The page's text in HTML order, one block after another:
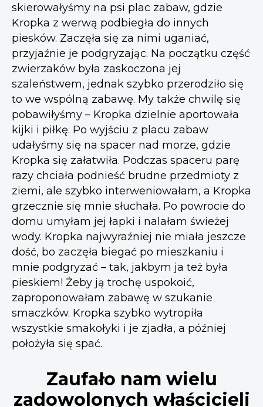
skierowałyśmy na psi plac zabaw, gdzie
Kropka z werwą podbiegła do innych
piesków. Zaczęła się za nimi uganiać,
przyjaźnie je podgryzając. Na początku część
zwierzaków była zaskoczona jej
szaleństwem, jednak szybko przerodziło się
to we wspólną zabawę. My także chwilę się
pobawiłyśmy – Kropka dzielnie aportowała
kijki i piłkę. Po wyjściu z placu zabaw
udałyśmy się na spacer nad morze, gdzie
Kropka się załatwiła. Podczas spaceru parę
razy chciała podnieść brudne przedmioty z
ziemi, ale szybko interweniowałam, a Kropka
grzecznie się mnie słuchała. Po powrocie do
domu umyłam jej łapki i nalałam świeżej
wody. Kropka najwyraźniej nie miała jeszcze
dość, bo zaczęła biegać po mieszkaniu i
mnie podgryzać – tak, jakbym ja też była
pieskiem! Żeby ją trochę uspokoić,
zaproponowałam zabawę w szukanie
smaczków. Kropka szybko wytropiła
wszystkie smakołyki i je zjadła, a później
położyła się spać.
Zaufało nam wielu
zadowolonych właścicieli